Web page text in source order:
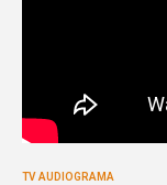
TV AUDIOGRAMA